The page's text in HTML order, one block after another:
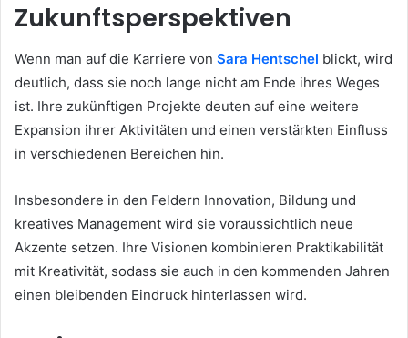
Zukunftsperspektiven
Wenn man auf die Karriere von Sara Hentschel blickt, wird
deutlich, dass sie noch lange nicht am Ende ihres Weges
ist. Ihre zukünftigen Projekte deuten auf eine weitere
Expansion ihrer Aktivitäten und einen verstärkten Einfluss
in verschiedenen Bereichen hin.
Insbesondere in den Feldern Innovation, Bildung und
kreatives Management wird sie voraussichtlich neue
Akzente setzen. Ihre Visionen kombinieren Praktikabilität
mit Kreativität, sodass sie auch in den kommenden Jahren
einen bleibenden Eindruck hinterlassen wird.